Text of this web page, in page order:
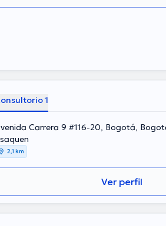
1
Carrera 9 #116-20, Bogotá,
2,1 km
Ver perfil